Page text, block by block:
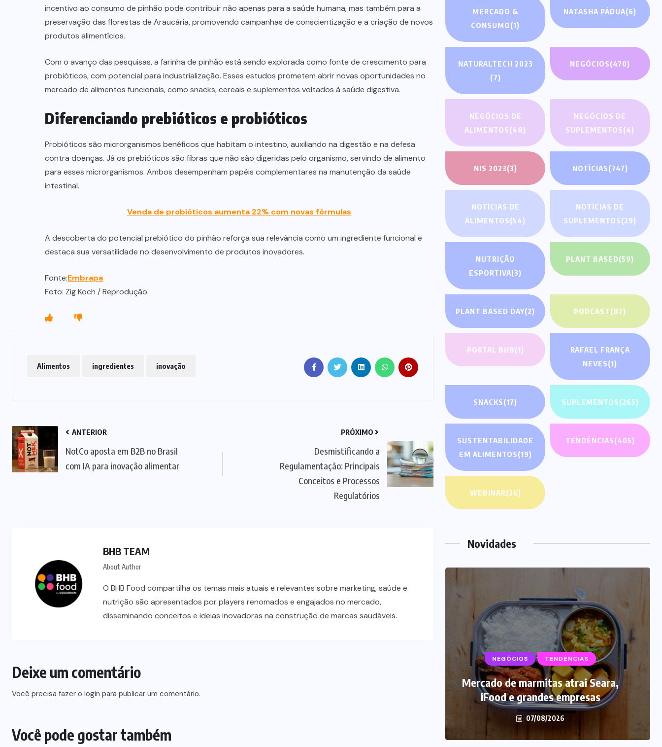
incentivo ao consumo de pinhão pode contribuir não apenas para a saúde humana, mas também para a
preservação das florestas de Araucária, promovendo campanhas de conscientização e a criação de novos
produtos alimentícios.
Com o avanço das pesquisas, a farinha de pinhão está sendo explorada como fonte de crescimento para
probióticos, com potencial para industrialização. Esses estudos prometem abrir novas oportunidades no
mercado de alimentos funcionais, como snacks, cereais e suplementos voltados à saúde digestiva.
Diferenciando prebióticos e probióticos
Probióticos são microrganismos benéficos que habitam o intestino, auxiliando na digestão e na defesa
contra doenças. Já os prebióticos são fibras que não são digeridas pelo organismo, servindo de alimento
para esses microrganismos. Ambos desempenham papéis complementares na manutenção da saúde
intestinal.
Venda de probióticos aumenta 22% com novas fórmulas
A descoberta do potencial prebiótico do pinhão reforça sua relevância como um ingrediente funcional e
destaca sua versatilidade no desenvolvimento de produtos inovadores.
Fonte:Embrapa
Foto: Zig Koch / Reprodução
Alimentos ingredientes inovação
ANTERIOR
NotCo aposta em B2B no Brasil
com IA para inovação alimentar
PRÓXIMO
Desmistificando a
Regulamentação: Principais
Conceitos e Processos
Regulatórios
BHB TEAM
About Author
O BHB Food compartilha os temas mais atuais e relevantes sobre marketing, saúde e
nutrição são apresentados por players renomados e engajados no mercado,
disseminando conceitos e ideias inovadoras na construção de marcas saudáveis.
Deixe um comentário
Você precisa fazer o login para publicar um comentário.
Você pode gostar também
MERCADO &
CONSUMO(1)
NATASHA PÁDUA(6)
NATURALTECH 2023
(7)
NEGÓCIOS(470)
NEGÓCIOS DE
ALIMENTOS(48)
NEGÓCIOS DE
SUPLEMENTOS(4)
NIS 2023(3) NOTÍCIAS(747)
NOTÍCIAS DE
ALIMENTOS(54)
NOTÍCIAS DE
SUPLEMENTOS(29)
NUTRIÇÃO
ESPORTIVA(3)
PLANT BASED(59)
PLANT BASED DAY(2) PODCAST(87)
PORTAL BHB(1)
RAFAEL FRANÇA
NEVES(1)
SNACKS(17) SUPLEMENTOS(265)
SUSTENTABILIDADE
EM ALIMENTOS(19)
TENDÊNCIAS(405)
WEBINAR(26)
Novidades
Mercado de marmitas atrai Seara,
iFood e grandes empresas
NEGÓCIOS TENDÊNCIAS
Mercado de marmitas atrai Seara,
iFood e grandes empresas
07/08/2026